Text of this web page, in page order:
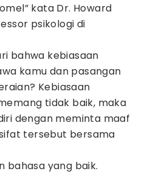
kata Dr. Howard
psikologi di
bahwa kebiasaan
kamu dan pasangan
Kebiasaan
tidak baik, maka
dengan meminta maaf
tersebut bersama
bahasa yang baik.